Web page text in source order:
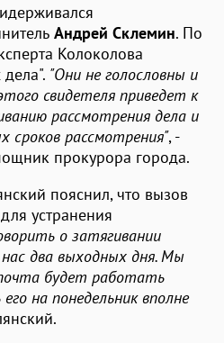
Андрей Склемин. По
Колоколова
"Они не голословны и
свидетеля приведет к
рассмотрения дела и
сроков рассмотрения", -
прокурора города.
пояснил, что вызов
устранения
о затягивании
нас два выходных дня. Мы
будет работать
на понедельник вполне